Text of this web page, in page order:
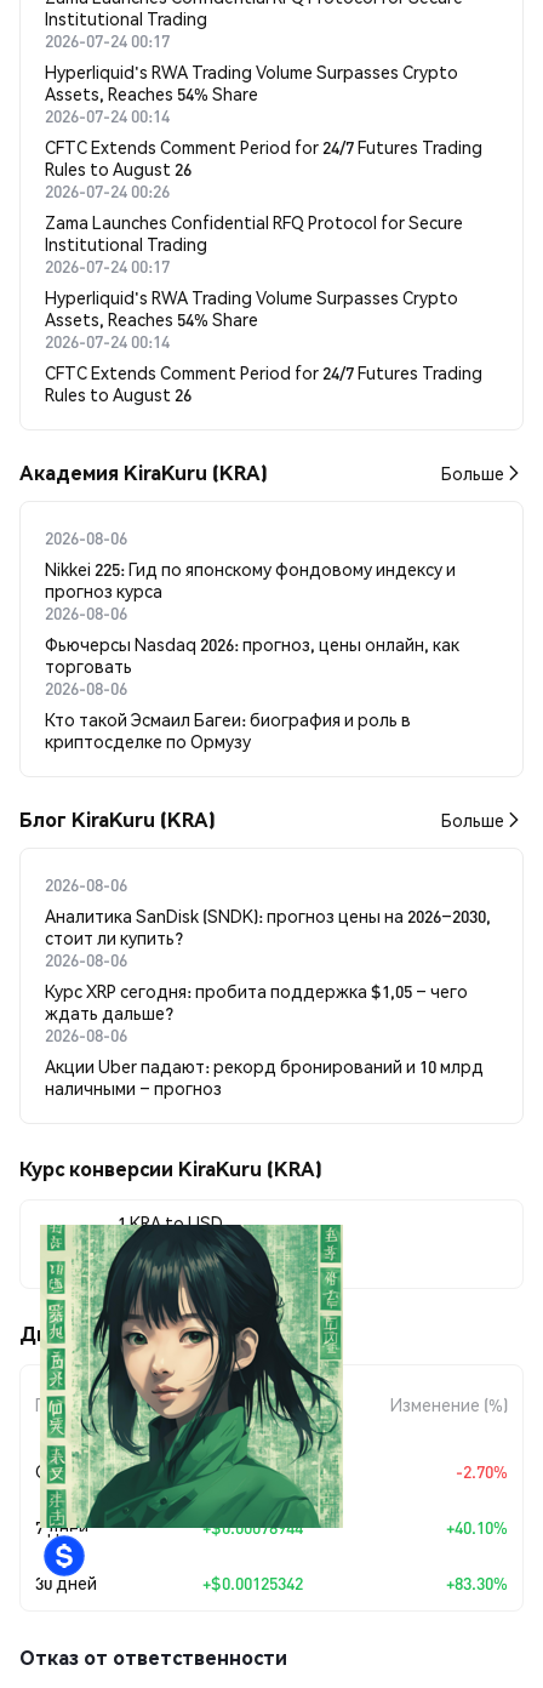
Institutional Trading
2026-07-24 00:17
Hyperliquid's RWA Trading Volume Surpasses Crypto
Assets, Reaches 54% Share
2026-07-24 00:14
CFTC Extends Comment Period for 24/7 Futures Trading
Rules to August 26
2026-07-24 00:26
Zama Launches Confidential RFQ Protocol for Secure
Institutional Trading
2026-07-24 00:17
Hyperliquid's RWA Trading Volume Surpasses Crypto
Assets, Reaches 54% Share
2026-07-24 00:14
CFTC Extends Comment Period for 24/7 Futures Trading
Rules to August 26
Академия KiraKuru (KRA) Больше
2026-08-06
Nikkei 225: Гид по японскому фондовому индексу и
прогноз курса
2026-08-06
Фьючерсы Nasdaq 2026: прогноз, цены онлайн, как
торговать
2026-08-06
Кто такой Эсмаил Багеи: биография и роль в
криптосделке по Ормузу
Блог KiraKuru (KRA) Больше
2026-08-06
Аналитика SanDisk (SNDK): прогноз цены на 2026–2030,
стоит ли купить?
2026-08-06
Курс XRP сегодня: пробита поддержка $1,05 – чего
ждать дальше?
2026-08-06
Акции Uber падают: рекорд бронирований и 10 млрд
наличными – прогноз
Курс конверсии KiraKuru (KRA)
1 KRA to USD
$0.00275813
Движения цены KiraKuru (KRA)
Период
Изменение
суммы
Изменение (%)
Сегодня $-0.00007654 -2.70%
7 дней +$0.00078944 +40.10%
30 дней +$0.00125342 +83.30%
Отказ от ответственности